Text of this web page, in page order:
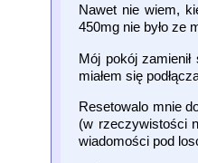
Nawet nie wiem,
450mg nie było ze
Mój pokój
miałem się
Resetowalo mnie
(w rzeczywistości
wiadomości pod